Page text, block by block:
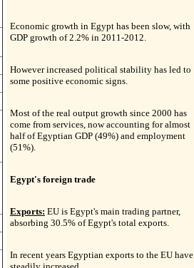
Economic growth in Egypt has been slow, with
GDP growth of 2.2% in 2011-2012.
However increased political stability has led to
some positive economic signs.
Most of the real output growth since 2000 has
come from services, now accounting for almost
half of Egyptian GDP (49%) and employment
(51%).
Egypt's foreign trade
Exports: EU is Egypt's main trading partner,
absorbing 30.5% of Egypt's total exports.
In recent years Egyptian exports to the EU have